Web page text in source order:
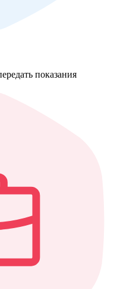
показания